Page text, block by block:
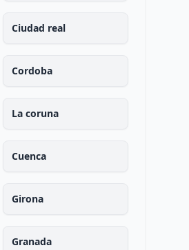
Ciudad real
Cordoba
La coruna
Cuenca
Girona
Granada